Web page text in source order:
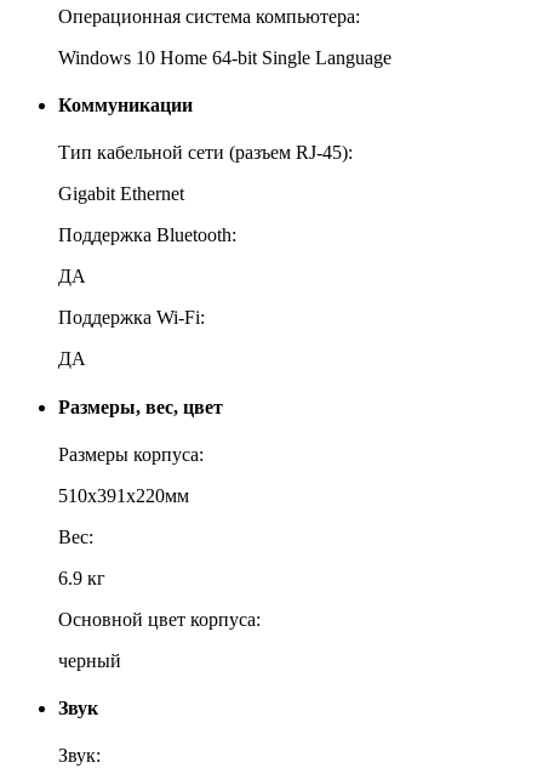
Операционная система компьютера:
Windows 10 Home 64-bit Single Language
Коммуникации
Тип кабельной сети (разъем RJ-45):
Gigabit Ethernet
Поддержка Bluetooth:
ДА
Поддержка Wi-Fi:
ДА
Размеры, вес, цвет
Размеры корпуса:
510x391x220мм
Вес:
6.9 кг
Основной цвет корпуса:
черный
Звук
Звук: